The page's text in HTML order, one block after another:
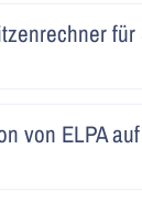
von ELPA auf